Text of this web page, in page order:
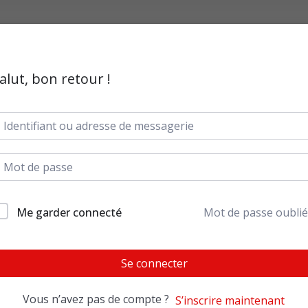
bon retour !
Me garder connecté Mot de passe
Se connecter
Vous n’avez pas de compte ? S’inscrire maintenant